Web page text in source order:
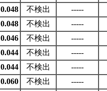
0.048 不検出
-----
0.048 不検出
-----
0.046 不検出
-----
0.044 不検出
-----
0.044 不検出
-----
0.060 不検出
-----